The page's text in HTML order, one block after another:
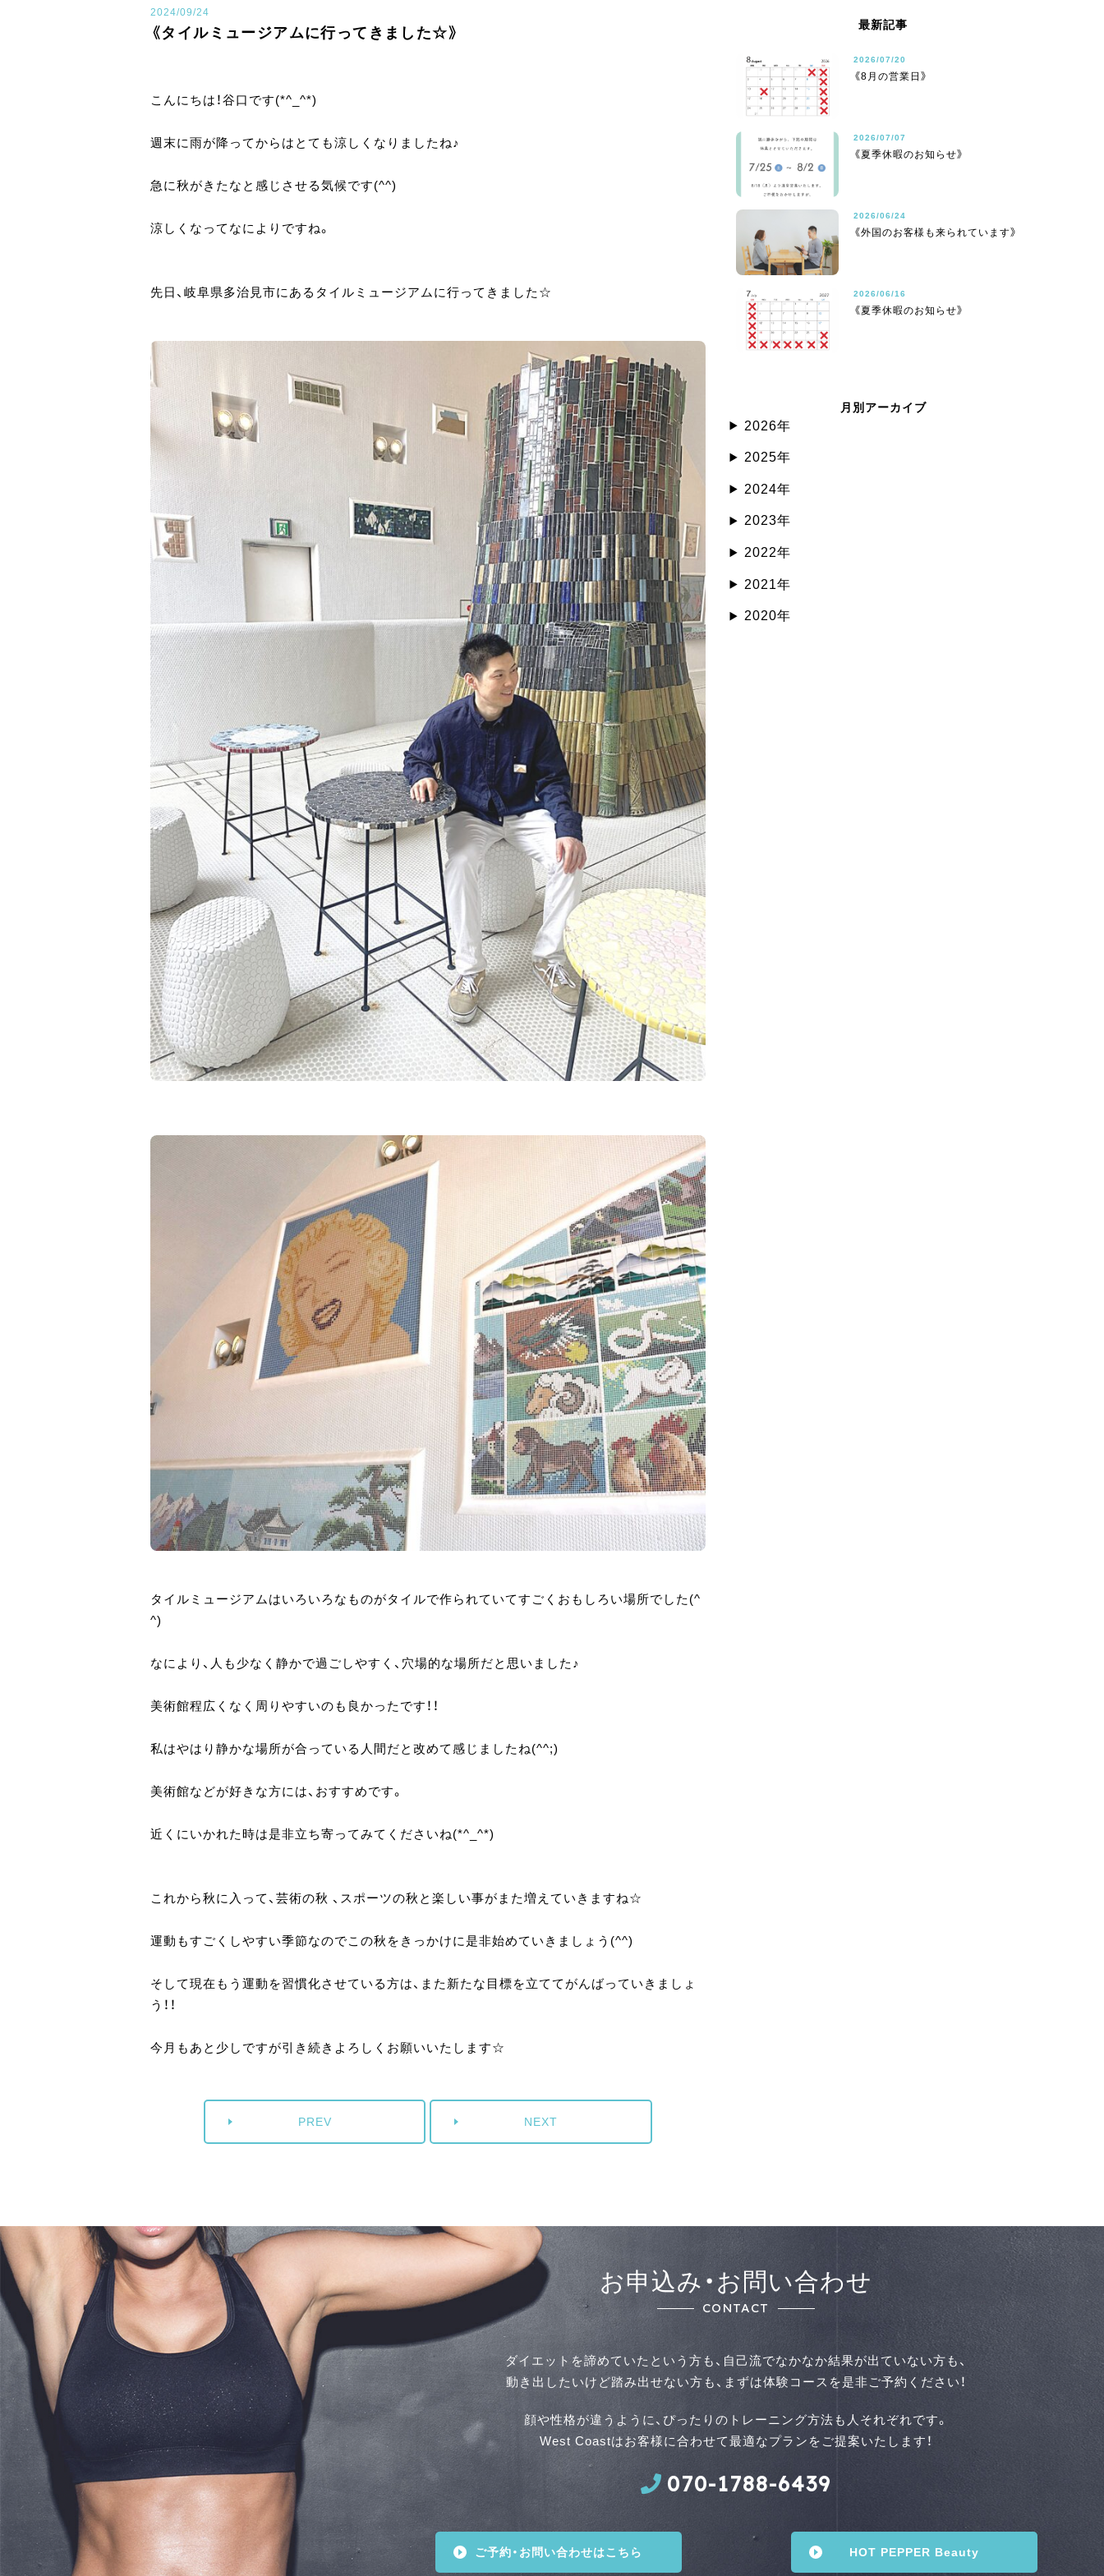
2024/09/24
《タイルミュージアムに行ってきました☆》
こんにちは！谷口です(*^_^*)
週末に雨が降ってからはとても涼しくなりましたね♪
急に秋がきたなと感じさせる気候です(^^)
涼しくなってなによりですね。
先日、岐阜県多治見市にあるタイルミュージアムに行ってきました☆
タイルミュージアムはいろいろなものがタイルで作られていてすごくおもしろい場所でした(^
^)
なにより、人も少なく静かで過ごしやすく、穴場的な場所だと思いました♪
美術館程広くなく周りやすいのも良かったです！！
私はやはり静かな場所が合っている人間だと改めて感じましたね(^^;)
美術館などが好きな方には、おすすめです。
近くにいかれた時は是非立ち寄ってみてくださいね(*^_^*)
これから秋に入って、芸術の秋 、スポーツの秋と楽しい事がまた増えていきますね☆
運動もすごくしやすい季節なのでこの秋をきっかけに是非始めていきましょう(^^)
そして現在もう運動を習慣化させている方は、また新たな目標を立ててがんばっていきましょ
う！！
今月もあと少しですが引き続きよろしくお願いいたします☆
PREV NEXT
最新記事
2026/07/20
《8月の営業日》
2026/07/07
《夏季休暇のお知らせ》
2026/06/24
《外国のお客様も来られています》
2026/06/16
《夏季休暇のお知らせ》
月別アーカイブ
2026年
2025年
2024年
2023年
2022年
2021年
2020年
お申込み・ お問い合わせ
CONTACT
ダイエットを諦めていたという方も、自己流でなかなか結果が出ていない方も、
動き出したいけど踏み出せない方も、まずは体験コースを是⾮ご予約ください！
顔や性格が違うように、ぴったりのトレーニング方法も人それぞれです。
West Coastはお客様に合わせて最適なプランをご提案いたします！
070-1788-6439
ご予約・お問い合わせはこちら HOT PEPPER Beauty